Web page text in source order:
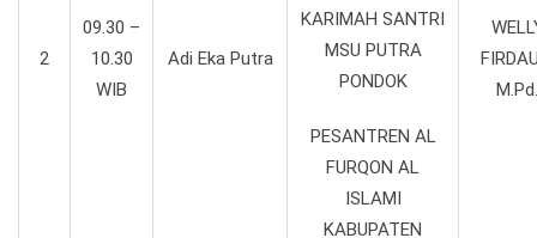
2
09.30 –
10.30
WIB
Adi Eka Putra
KARIMAH SANTRI
MSU PUTRA
PONDOK
PESANTREN AL
FURQON AL
ISLAMI
KABUPATEN
M.Pd.